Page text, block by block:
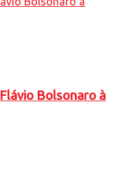
Bolsonaro à